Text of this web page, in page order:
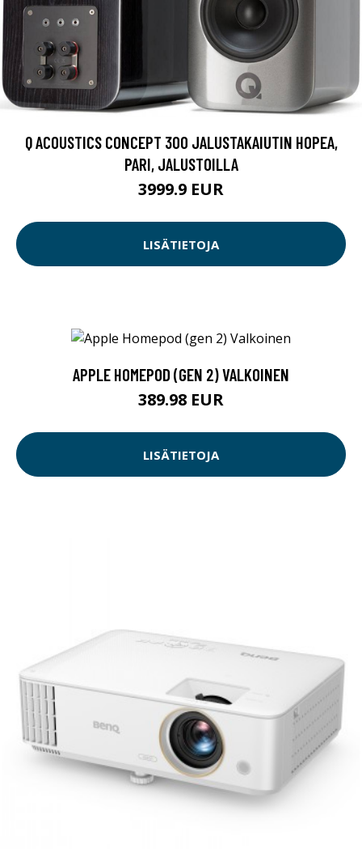
Q ACOUSTICS CONCEPT 300 JALUSTAKAIUTIN HOPEA,
PARI, JALUSTOILLA
3999.9 EUR
LISÄTIETOJA
APPLE HOMEPOD (GEN 2) VALKOINEN
389.98 EUR
LISÄTIETOJA